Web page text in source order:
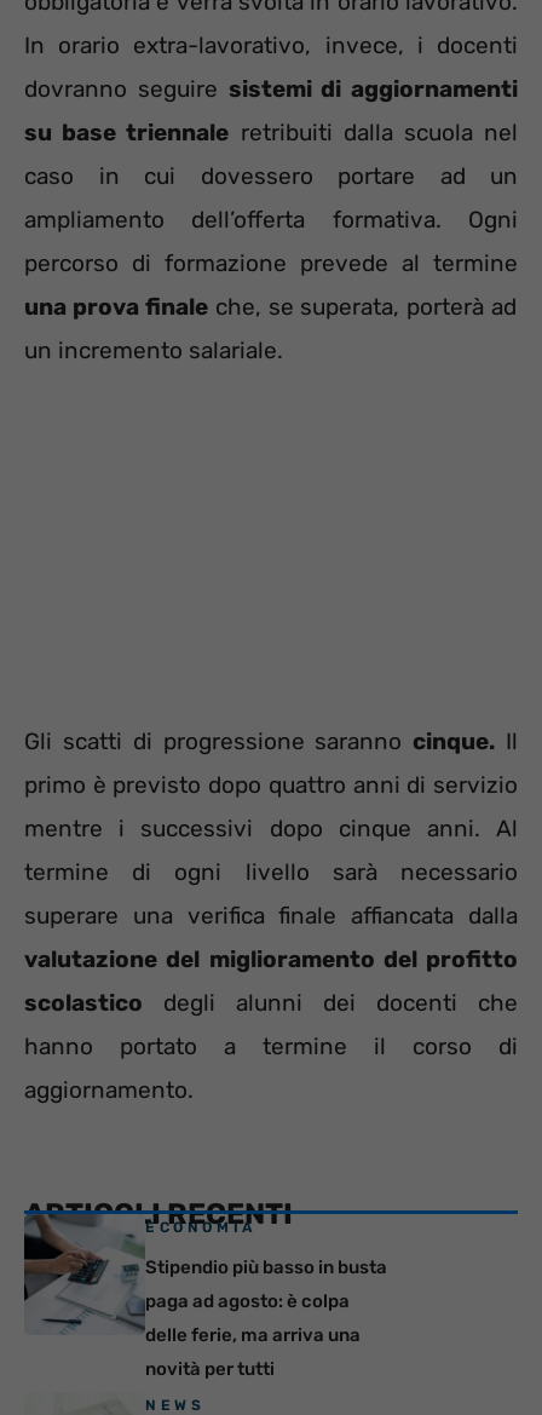
In orario extra-lavorativo, invece, i docenti
dovranno seguire sistemi di aggiornamenti
su base triennale retribuiti dalla scuola nel
caso in cui dovessero portare ad un
ampliamento dell’offerta formativa. Ogni
percorso di formazione prevede al termine
una prova finaleche, se superata, porterà ad
un incremento salariale.
Gli scatti di progressione saranno cinque. Il
primo è previsto dopo quattro anni di servizio
mentre i successivi dopo cinque anni. Al
termine di ogni livello sarà necessario
superare una verifica finale affiancata dalla
valutazione del miglioramento del profitto
scolastico degli alunni dei docenti che
hanno portato a termine il corso di
aggiornamento.
ARTICOLI RECENTI
ECONOMIA
Stipendio più basso in busta
paga ad agosto: è colpa
delle ferie, ma arriva una
novità per tutti
NEWS